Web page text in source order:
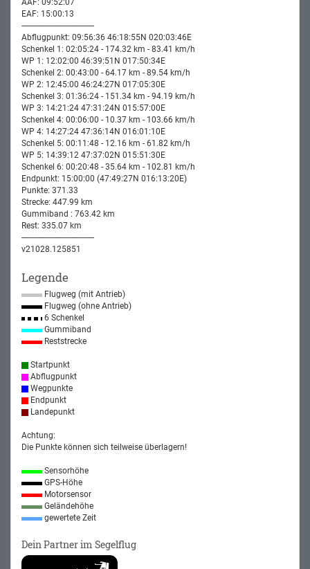
AAF: 09:52:07
EAF: 15:00:13
-----------------------------------
Abflugpunkt: 09:56:36 46:18:55N 020:03:46E
Schenkel 1: 02:05:24 - 174.32 km - 83.41 km/h
WP 1: 12:02:00 46:39:51N 017:50:34E
Schenkel 2: 00:43:00 - 64.17 km - 89.54 km/h
WP 2: 12:45:00 46:24:27N 017:05:30E
Schenkel 3: 01:36:24 - 151.34 km - 94.19 km/h
WP 3: 14:21:24 47:31:24N 015:57:00E
Schenkel 4: 00:06:00 - 10.37 km - 103.66 km/h
WP 4: 14:27:24 47:36:14N 016:01:10E
Schenkel 5: 00:11:48 - 12.16 km - 61.82 km/h
WP 5: 14:39:12 47:37:02N 015:51:30E
Schenkel 6: 00:20:48 - 35.64 km - 102.81 km/h
Endpunkt: 15:00:00 (47:49:27N 016:13:20E)
Punkte: 371.33
Strecke: 447.99 km
Gummiband : 763.42 km
Rest: 335.07 km
-----------------------------------
v21028.125851
Legende
Flugweg (mit Antrieb)
Flugweg (ohne Antrieb)
6 Schenkel
Gummiband
Reststrecke
Startpunkt
Abflugpunkt
Wegpunkte
Endpunkt
Landepunkt
Achtung:
Die Punkte können sich teilweise überlagern!
Sensorhöhe
GPS-Höhe
Motorsensor
Geländehöhe
gewertete Zeit
Dein Partner im Segelflug